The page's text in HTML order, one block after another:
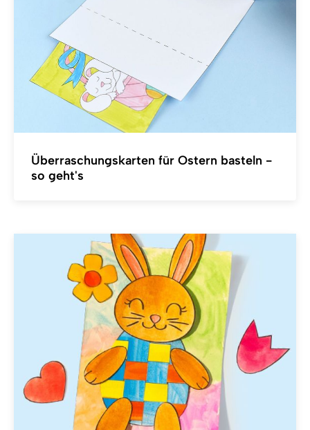
Überraschungskarten für Ostern basteln -
so geht's